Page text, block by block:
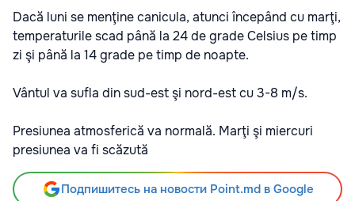
Dacă luni se menţine canicula, atunci începând cu marţi,
temperaturile scad până la 24 de grade Celsius pe timp
zi şi până la 14 grade pe timp de noapte.
Vântul va sufla din sud-est şi nord-est cu 3-8 m/s.
Presiunea atmosferică va normală. Marţi şi miercuri
presiunea va fi scăzută
Подпишитесь на новости Point.md в Google